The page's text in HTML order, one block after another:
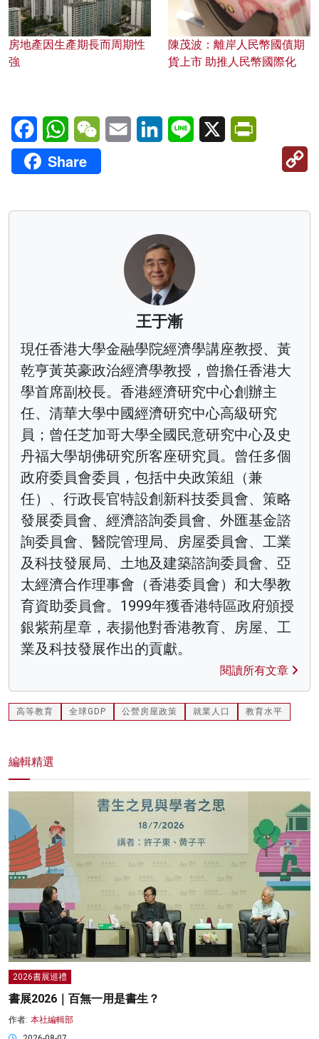
房地產因生產期長而周期性
強
陳茂波：離岸人民幣國債期
貨上市 助推人民幣國際化
FacebookWhatsAppWeChatEmail LinkedInLine X
Share
王于漸
現任香港大學金融學院經濟學講座教授、黃
乾亨黃英豪政治經濟學教授，曾擔任香港大
學首席副校長。香港經濟研究中心創辦主
任、清華大學中國經濟研究中心高級研究
員；曾任芝加哥大學全國民意研究中心及史
丹福大學胡佛研究所客座研究員。曾任多個
政府委員會委員，包括中央政策組（兼
任）、行政長官特設創新科技委員會、策略
發展委員會、經濟諮詢委員會、外匯基金諮
詢委員會、醫院管理局、房屋委員會、工業
及科技發展局、土地及建築諮詢委員會、亞
太經濟合作理事會（香港委員會）和大學教
育資助委員會。1999年獲香港特區政府頒授
銀紫荊星章，表揚他對香港教育、房屋、工
業及科技發展作出的貢獻。
閱讀所有文章
高等教育 全球GDP 公營房屋政策 就業人口 教育水平
編輯精選
2026書展巡禮
書展2026｜百無一用是書生？
作者: 本社編輯部